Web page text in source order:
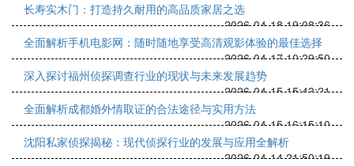
长寿实木门：打造持久耐用的高品质家居之选
2026-04-18 19:08:36
全面解析手机电影网：随时随地享受高清观影体验的最佳选择
2026-04-17 10:29:50
深入探讨福州侦探调查行业的现状与未来发展趋势
2026-04-15 15:43:21
全面解析成都婚外情取证的合法途径与实用方法
2026-04-15 16:15:10
沈阳私家侦探揭秘：现代侦探行业的发展与应用全解析
2026-04-14 21:50:19